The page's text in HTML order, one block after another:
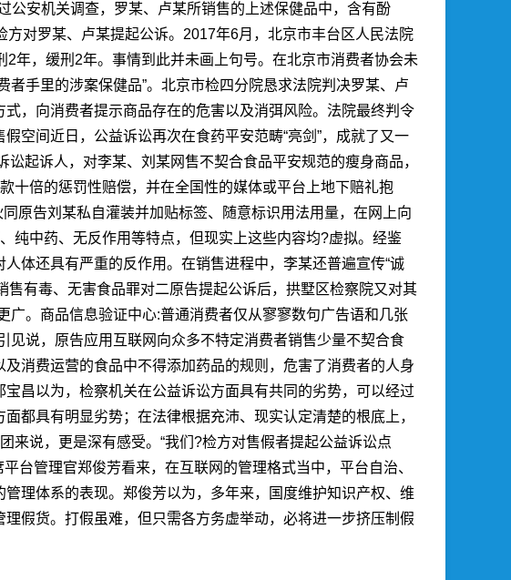
安机关调查，罗某、卢某所销售的上述保健品中，含有酚
对罗某、卢某提起公诉。2017年6月，北京市丰台区人民法院
年，缓刑2年。事情到此并未画上句号。在北京市消费者协会未
手里的涉案保健品”。北京市检四分院恳求法院判决罗某、卢
，向消费者提示商品存在的危害以及消弭风险。法院最终判令
空间近日，公益诉讼再次在食药平安范畴“亮剑”，成就了又一
起诉人，对李某、刘某网售不契合食品平安规范的瘦身商品，
十倍的惩罚性赔偿，并在全国性的媒体或平台上地下赔礼抱
原告刘某私自灌装并加贴标签、随意标识用法用量，在网上向
纯中药、无反作用等特点，但现实上这些内容均?虚拟。经鉴
体还具有严重的反作用。在销售进程中，李某还普遍宣传“诚
有毒、无害食品罪对二原告提起公诉后，拱墅区检察院又对其
广。 商品信息验证中心:普通消费者仅从寥寥数句广告语和几张
见说，原告应用互联网向众多不特定消费者销售少量不契合食
消费运营的食品中不得添加药品的规则，危害了消费者的人身
昌以为，检察机关在公益诉讼方面具有共同的劣势，可以经过
都具有明显劣势；在法律根据充沛、现实认定清楚的根底上，
来说，更是深有感受。“我们?检方对售假者提起公益诉讼点
台管理官郑俊芳看来，在互联网的管理格式当中，平台自治、
理体系的表现。郑俊芳以为，多年来，国度维护知识产权、维
假货。打假虽难，但只需各方务虚举动，必将进一步挤压制假